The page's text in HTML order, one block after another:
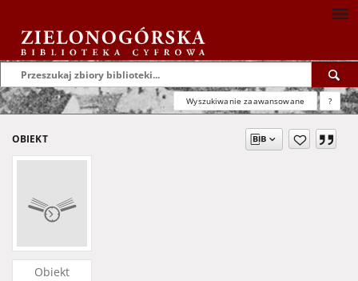
Wyszukiwanie zaawansowane ?
OBIEKT
Obiekt